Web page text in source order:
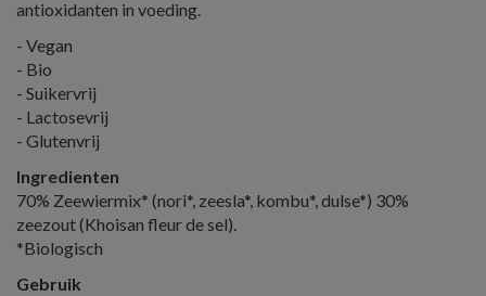
antioxidanten in voeding.
- Vegan
- Bio
- Suikervrij
- Lactosevrij
- Glutenvrij
Ingredienten
70% Zeewiermix* (nori*, zeesla*, kombu*, dulse*) 30%
zeezout (Khoisan fleur de sel).
*Biologisch
Gebruik